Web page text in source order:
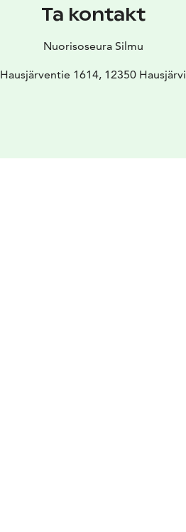
Ta kontakt
Nuorisoseura Silmu
Hausjärventie 1614, 12350 Hausjärvi